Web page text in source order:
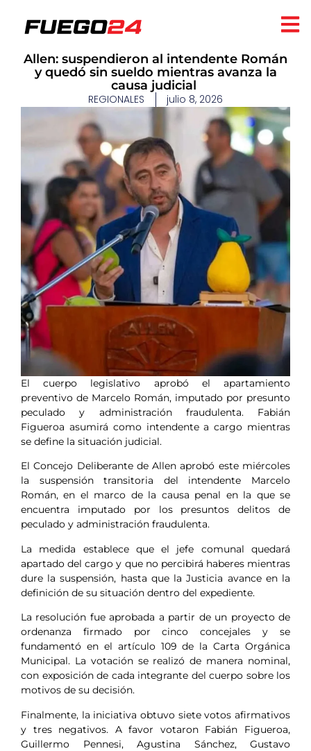
​Allen: suspendieron al intendente Román
y quedó sin sueldo mientras avanza la
causa judicial
REGIONALES julio 8, 2026
El cuerpo legislativo aprobó el apartamiento
preventivo de Marcelo Román, imputado por presunto
peculado y administración fraudulenta. Fabián
Figueroa asumirá como intendente a cargo mientras
se define la situación judicial.
El Concejo Deliberante de Allen aprobó este miércoles
la suspensión transitoria del intendente Marcelo
Román, en el marco de la causa penal en la que se
encuentra imputado por los presuntos delitos de
peculado y administración fraudulenta.
La medida establece que el jefe comunal quedará
apartado del cargo y que no percibirá haberes mientras
dure la suspensión, hasta que la Justicia avance en la
definición de su situación dentro del expediente.
La resolución fue aprobada a partir de un proyecto de
ordenanza firmado por cinco concejales y se
fundamentó en el artículo 109 de la Carta Orgánica
Municipal. La votación se realizó de manera nominal,
con exposición de cada integrante del cuerpo sobre los
motivos de su decisión.
Finalmente, la iniciativa obtuvo siete votos afirmativos
y tres negativos. A favor votaron Fabián Figueroa,
Guillermo Pennesi, Agustina Sánchez, Gustavo